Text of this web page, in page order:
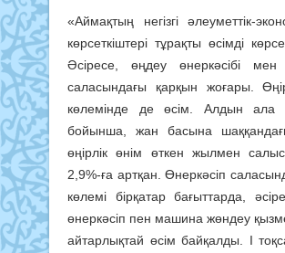
«Аймақтың негізгі әлеуметтік-
көрсеткіштері тұрақты өсімді
Әсіресе, өңдеу өнеркәсібі мен
саласындағы қарқын жоғары.
көлемінде де өсім. Алдын ала
бойынша, жан басына
өңірлік өнім өткен жылмен
2,9%-ға артқан. Өнеркәсіп
көлемі бірқатар бағыттарда,
өнеркәсіп пен машина жөндеу
айтарлықтай өсім байқалды. І